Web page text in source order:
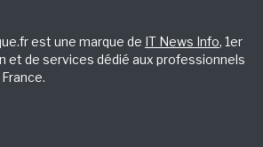
est une marque de IT News Info, 1er
et de services dédié aux professionnels